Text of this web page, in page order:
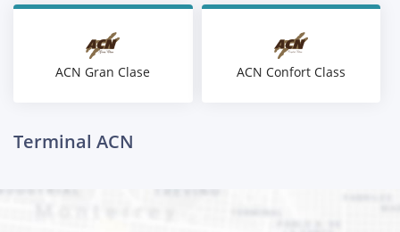
ACN Gran Clase ACN Confort Class
Terminal ACN